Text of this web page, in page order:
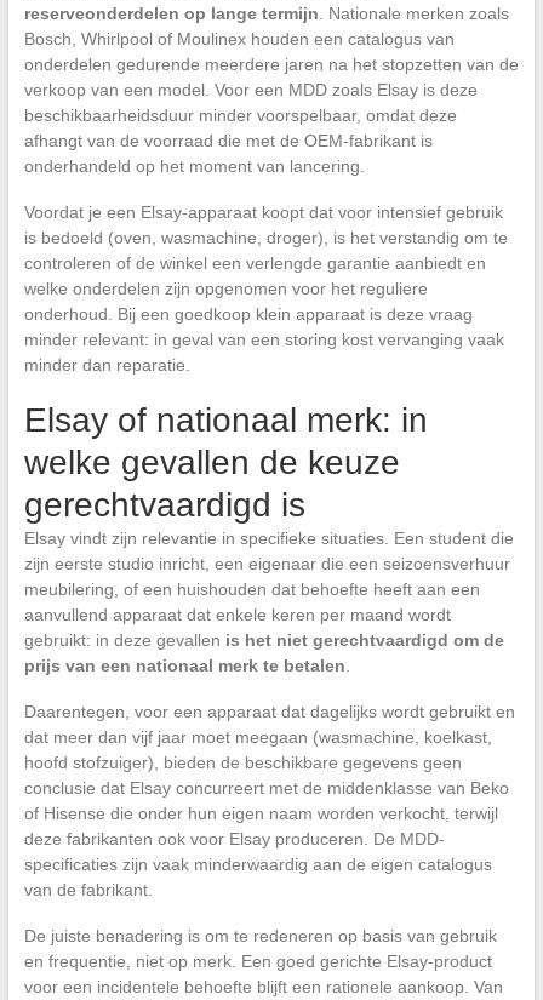
reserveonderdelen op lange termijn. Nationale merken zoals
Bosch, Whirlpool of Moulinex houden een catalogus van
onderdelen gedurende meerdere jaren na het stopzetten van de
verkoop van een model. Voor een MDD zoals Elsay is deze
beschikbaarheidsduur minder voorspelbaar, omdat deze
afhangt van de voorraad die met de OEM-fabrikant is
onderhandeld op het moment van lancering.
Voordat je een Elsay-apparaat koopt dat voor intensief gebruik
is bedoeld (oven, wasmachine, droger), is het verstandig om te
controleren of de winkel een verlengde garantie aanbiedt en
welke onderdelen zijn opgenomen voor het reguliere
onderhoud. Bij een goedkoop klein apparaat is deze vraag
minder relevant: in geval van een storing kost vervanging vaak
minder dan reparatie.
Elsay of nationaal merk: in
welke gevallen de keuze
gerechtvaardigd is
Elsay vindt zijn relevantie in specifieke situaties. Een student die
zijn eerste studio inricht, een eigenaar die een seizoensverhuur
meubilering, of een huishouden dat behoefte heeft aan een
aanvullend apparaat dat enkele keren per maand wordt
gebruikt: in deze gevallen is het niet gerechtvaardigd om de
prijs van een nationaal merk te betalen.
Daarentegen, voor een apparaat dat dagelijks wordt gebruikt en
dat meer dan vijf jaar moet meegaan (wasmachine, koelkast,
hoofd stofzuiger), bieden de beschikbare gegevens geen
conclusie dat Elsay concurreert met de middenklasse van Beko
of Hisense die onder hun eigen naam worden verkocht, terwijl
deze fabrikanten ook voor Elsay produceren. De MDD-
specificaties zijn vaak minderwaardig aan de eigen catalogus
van de fabrikant.
De juiste benadering is om te redeneren op basis van gebruik
en frequentie, niet op merk. Een goed gerichte Elsay-product
voor een incidentele behoefte blijft een rationele aankoop. Van